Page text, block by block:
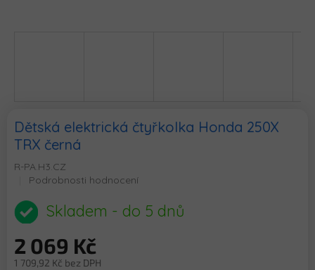
Dětská elektrická čtyřkolka Honda 250X
TRX černá
R-PA.H3.CZ
Průměrné
produktu
je
z
5
Podrobnosti hodnocení
Skladem - do 5 dnů
2 069 Kč
1 709,92 Kč bez DPH